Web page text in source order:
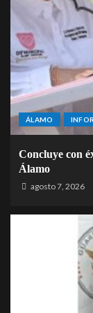
ÁLAMO
Concluye con
Álamo
agosto 7, 2026